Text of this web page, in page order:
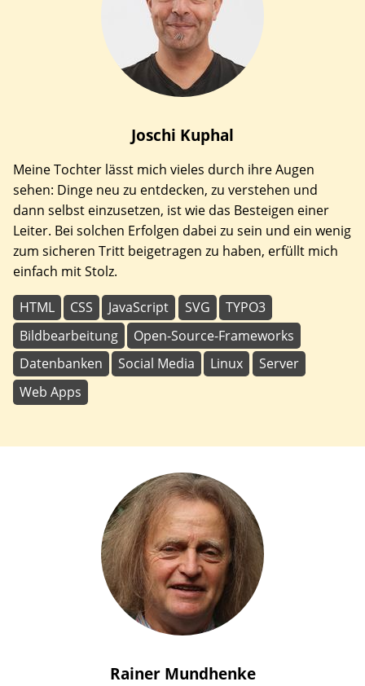
Joschi Kuphal
Meine Tochter lässt mich vieles durch ihre Augen
sehen: Dinge neu zu entdecken, zu verstehen und
dann selbst einzusetzen, ist wie das Besteigen einer
Leiter. Bei solchen Erfolgen dabei zu sein und ein wenig
zum sicheren Tritt beigetragen zu haben, erfüllt mich
einfach mit Stolz.
HTML CSS JavaScript SVG
TYPO3
Bildbearbeitung
Open-Source-Frameworks
Datenbanken
Social Media Linux
Server
Web Apps
Rainer Mundhenke